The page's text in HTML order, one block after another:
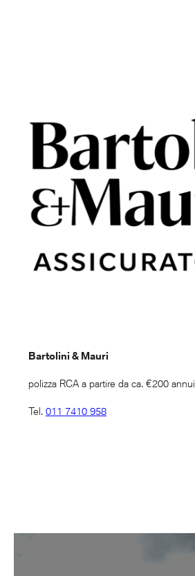
Bartolini & Mauri
polizza RCA a partire da ca. €200 annui
Tel. 011 7410 958